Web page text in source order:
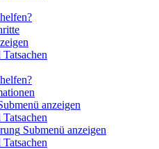
anzeigen
Submenü anzeigen